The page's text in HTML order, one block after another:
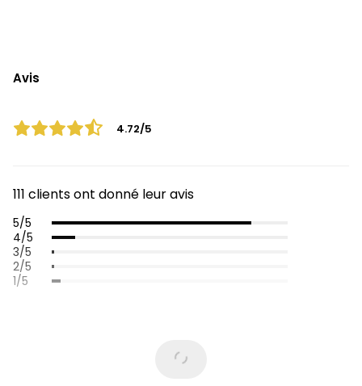
Avis
4.72/5
111 clients ont donné leur avis
5/5
4/5
3/5
2/5
1/5